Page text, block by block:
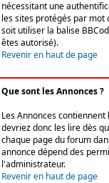
nécessitant une
les sites protégés par mot
soit utiliser la balise
êtes autorisé).
Revenir en haut de page
Que sont les Annonces ?
Les Annonces
devriez donc les lire dès
chaque page du forum
annonce dépend des
l'administrateur.
Revenir en haut de page